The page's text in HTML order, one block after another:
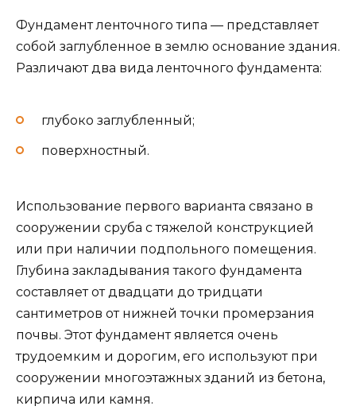
Фундамент ленточного типа — представляет
собой заглубленное в землю основание здания.
Различают два вида ленточного фундамента:
глубоко заглубленный;
поверхностный.
Использование первого варианта связано в
сооружении сруба с тяжелой конструкцией
или при наличии подпольного помещения.
Глубина закладывания такого фундамента
составляет от двадцати до тридцати
сантиметров от нижней точки промерзания
почвы. Этот фундамент является очень
трудоемким и дорогим, его используют при
сооружении многоэтажных зданий из бетона,
кирпича или камня.